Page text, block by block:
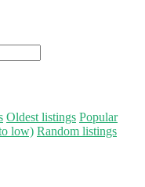
Oldest listings Popular
low) Random listings